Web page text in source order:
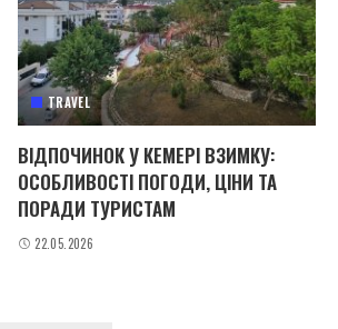
TRAVEL
ВІДПОЧИНОК У КЕМЕРІ ВЗИМКУ:
ОСОБЛИВОСТІ ПОГОДИ, ЦІНИ ТА
ПОРАДИ ТУРИСТАМ
22.05.2026